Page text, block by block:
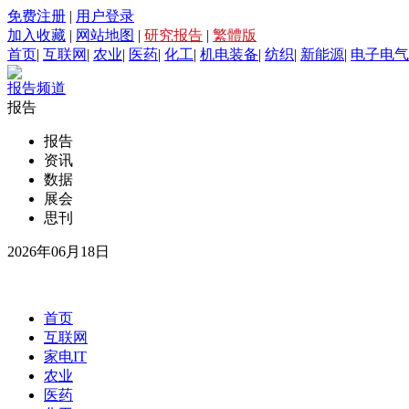
免费注册 | 用户登录
加入收藏 | 网站地图 | 研究报告 | 繁體版
首页| 互联网 | 农业| 医药| 化工| 机电装备| 纺织| 新能源| 电子电气
报告频道
报告
报告
资讯
数据
展会
思刊
2026年06月18日
首页
互联网
家电IT
农业
医药